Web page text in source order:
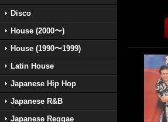
Disco
House (2000〜)
House (1990〜1999)
Latin House
Japanese Hip Hop
Japanese R&B
Japanese Reggae